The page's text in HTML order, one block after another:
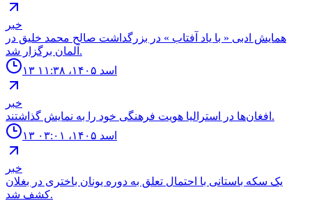
خبر
همايش ادبى « با ياد آفتاب » در بزرگداشت صالح محمد خليق در
آلمان برگزار شد.
۱۳ اسد ۱۴۰۵، ۱۱:۳۸
خبر
افغان‌ها در استرالیا هویت فرهنگی خود را به نمایش گذاشتند.
۱۳ اسد ۱۴۰۵، ۰۳:۰۱
خبر
يک سكه باستانى با احتمال تعلق به دوره يونان باخترى در بغلان
كشف شد.